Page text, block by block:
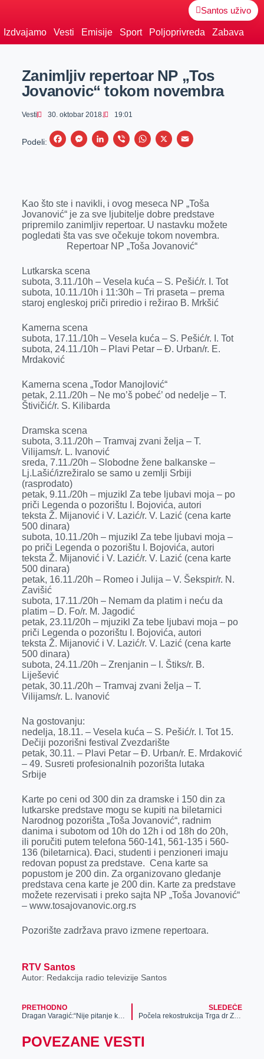
Santos uživo
Izdvajamo Vesti Emisije Sport Poljoprivreda Zabava
Zanimljiv repertoar NP „Tos
Jovanovic“ tokom novembra
Vesti 30. oktobar 2018. 19:01
Podeli:
F
b
o
o
M
e
n
g
r
L
e
d
I
V
r
W
s
A
p
X
E
l
Kao što ste i navikli, i ovog meseca NP „Toša
Jovanović“ je za sve ljubitelje dobre predstave
pripremilo zanimljiv repertoar. U nastavku možete
pogledati šta vas sve očekuje tokom novembra.
Repertoar NP „Toša Jovanović“
Lutkarska scena
subota, 3.11./10h – Vesela kuća – S. Pešić/r. I. Tot
subota, 10.11./10h i 11:30h – Tri praseta – prema
staroj engleskoj priči priredio i režirao B. Mrkšić
Kamerna scena
subota, 17.11./10h – Vesela kuća – S. Pešić/r. I. Tot
subota, 24.11./10h – Plavi Petar – Đ. Urban/r. E.
Mrdaković
Kamerna scena „Todor Manojlović“
petak, 2.11./20h – Ne mo’š pobeć’ od nedelje – T.
Štivičić/r. S. Kilibarda
Dramska scena
subota, 3.11./20h – Tramvaj zvani želja – T.
Vilijams/r. L. Ivanović
sreda, 7.11./20h – Slobodne žene balkanske –
Lj.Lašić/izrežiralo se samo u zemlji Srbiji
(rasprodato)
petak, 9.11./20h – mjuzikl Za tebe ljubavi moja – po
priči Legenda o pozorištu I. Bojovića, autori
teksta Ž. Mijanović i V. Lazić/r. V. Lazić (cena karte
500 dinara)
subota, 10.11./20h – mjuzikl Za tebe ljubavi moja –
po priči Legenda o pozorištu I. Bojovića, autori
teksta Ž. Mijanović i V. Lazić/r. V. Lazić (cena karte
500 dinara)
petak, 16.11./20h – Romeo i Julija – V. Šekspir/r. N.
Zavišić
subota, 17.11./20h – Nemam da platim i neću da
platim – D. Fo/r. M. Jagodić
petak, 23.11/20h – mjuzikl Za tebe ljubavi moja – po
priči Legenda o pozorištu I. Bojovića, autori
teksta Ž. Mijanović i V. Lazić/r. V. Lazić (cena karte
500 dinara)
subota, 24.11./20h – Zrenjanin – I. Štiks/r. B.
Liješević
petak, 30.11./20h – Tramvaj zvani želja – T.
Vilijams/r. L. Ivanović
Na gostovanju:
nedelja, 18.11. – Vesela kuća – S. Pešić/r. I. Tot 15.
Dečiji pozorišni festival Zvezdarište
petak, 30.11. – Plavi Petar – Đ. Urban/r. E. Mrdaković
– 49. Susreti profesionalnih pozorišta lutaka
Srbije
Karte po ceni od 300 din za dramske i 150 din za
lutkarske predstave mogu se kupiti na biletarnici
Narodnog pozorišta „Toša Jovanović“, radnim
danima i subotom od 10h do 12h i od 18h do 20h,
ili poručiti putem telefona 560-141, 561-135 i 560-
136 (biletarnica). Đaci, studenti i penzioneri imaju
redovan popust za predstave. Cena karte sa
popustom je 200 din. Za organizovano gledanje
predstava cena karte je 200 din. Karte za predstave
možete rezervisati i preko sajta NP „Toša Jovanović“
– www.tosajovanovic.org.rs
Pozorište zadržava pravo izmene repertoara.
RTV Santos
Autor: Redakcija radio televizije Santos
PRETHODNO
Dragan Varagić:“Nije pitanje kako nešto da uradimo,već šta želimo da postignemo“
SLEDEĆE
Počela rekostrukcija Trga dr Zorana Đinđića (VIDEO)
POVEZANE VESTI